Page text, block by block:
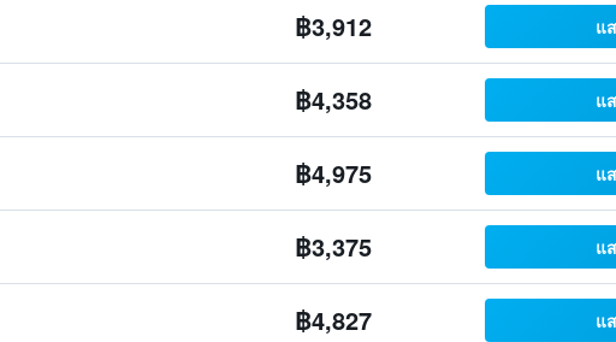
฿3,912 แ
฿4,358 แ
฿4,975 แ
฿3,375 แ
฿4,827 แ